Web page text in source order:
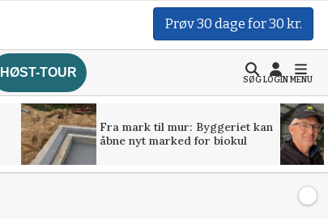
Prøv 30 dage for 30 kr.
HØST-TOUR
SØGLOGINMENU
Fra mark til mur: Byggeriet kan
åbne nyt marked for biokul